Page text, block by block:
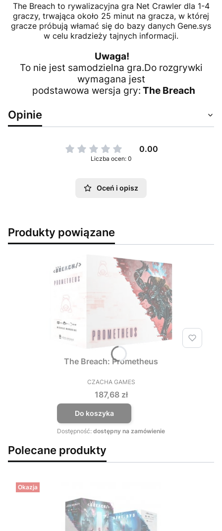
The Breach to rywalizacyjna gra Net Crawler dla 1-4
graczy, trwająca około 25 minut na gracza, w której
gracze próbują włamać się do bazy danych Gene.sys
w celu kradzieży tajnych informacji.
Uwaga!
To nie jest samodzielna gra.Do rozgrywki
wymagana jest
podstawowa wersja gry: The Breach
Opinie
0.00
Liczba ocen: 0
Oceń i opisz
Produkty powiązane
The Breach: Prometheus
PRODUCENT
CZACHA GAMES
Cena
187,68 zł
Do koszyka
Dostępność: dostępny na zamówienie
Polecane produkty
Okazja